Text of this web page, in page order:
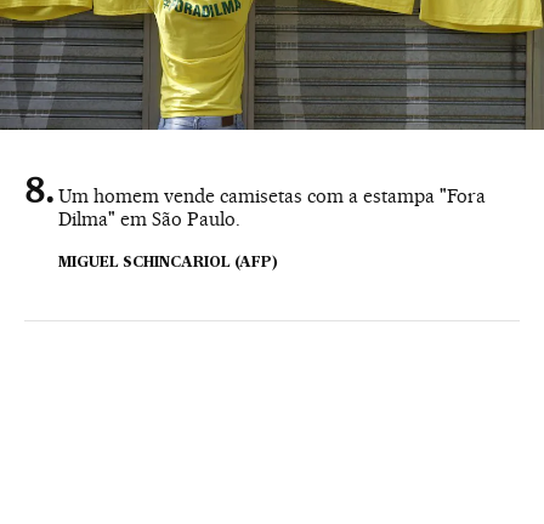
Um homem vende camisetas com a estampa "Fora
Dilma" em São Paulo.
MIGUEL SCHINCARIOL (AFP)